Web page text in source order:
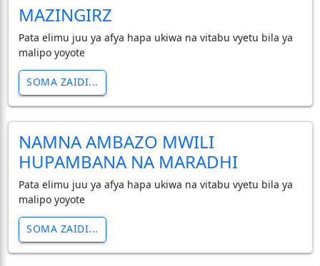
MAZINGIRZ
Pata elimu juu ya afya hapa ukiwa na vitabu vyetu bila ya
malipo yoyote
SOMA ZAIDI...
NAMNA AMBAZO MWILI
HUPAMBANA NA MARADHI
Pata elimu juu ya afya hapa ukiwa na vitabu vyetu bila ya
malipo yoyote
SOMA ZAIDI...